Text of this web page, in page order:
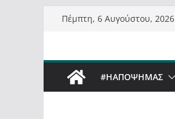
Μετάβαση
Πέμπτη, 6 Αυγούστου, 2026
#ΗΑΠΟΨΗΜΑΣ